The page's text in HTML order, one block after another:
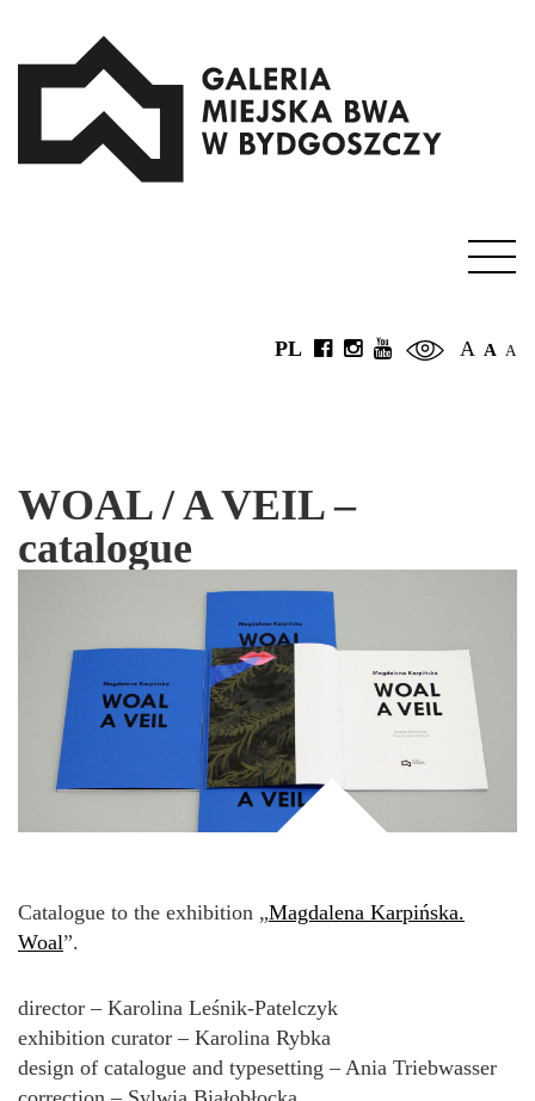
A A A
PL
WOAL / A VEIL –
catalogue
Catalogue to the exhibition „Magdalena Karpińska.
Woal”.
director – Karolina Leśnik-Patelczyk
exhibition curator – Karolina Rybka
design of catalogue and typesetting – Ania Triebwasser